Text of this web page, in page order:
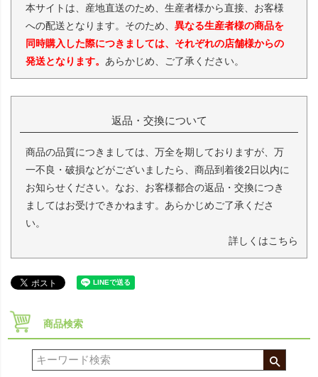
本サイトは、産地直送のため、生産者様から直接、お客様
への配送となります。そのため、 異なる生産者様の商品を
同時購入した際につきましては、それぞれの店舗様からの
発送となります。 あらかじめ、ご了承ください。
返品・交換について
商品の品質につきましては、万全を期しておりますが、万
一不良・破損などがございましたら、商品到着後2日以内に
お知らせください。なお、お客様都合の返品・交換につき
ましてはお受けできかねます。あらかじめご了承くださ
い。
詳しくはこちら
商品検索